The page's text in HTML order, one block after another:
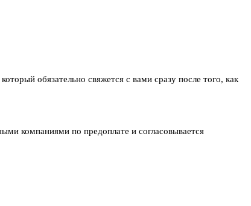
обязательно свяжется с вами сразу после того, как
компаниями по предоплате и согласовывается